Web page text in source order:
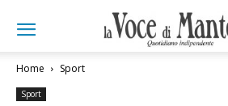
Home Sport
Sport